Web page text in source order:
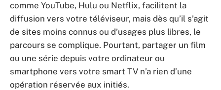
comme YouTube, Hulu ou Netflix, facilitent la
diffusion vers votre téléviseur, mais dès qu’il s’agit
de sites moins connus ou d’usages plus libres, le
parcours se complique. Pourtant, partager un film
ou une série depuis votre ordinateur ou
smartphone vers votre smart TV n’a rien d’une
opération réservée aux initiés.